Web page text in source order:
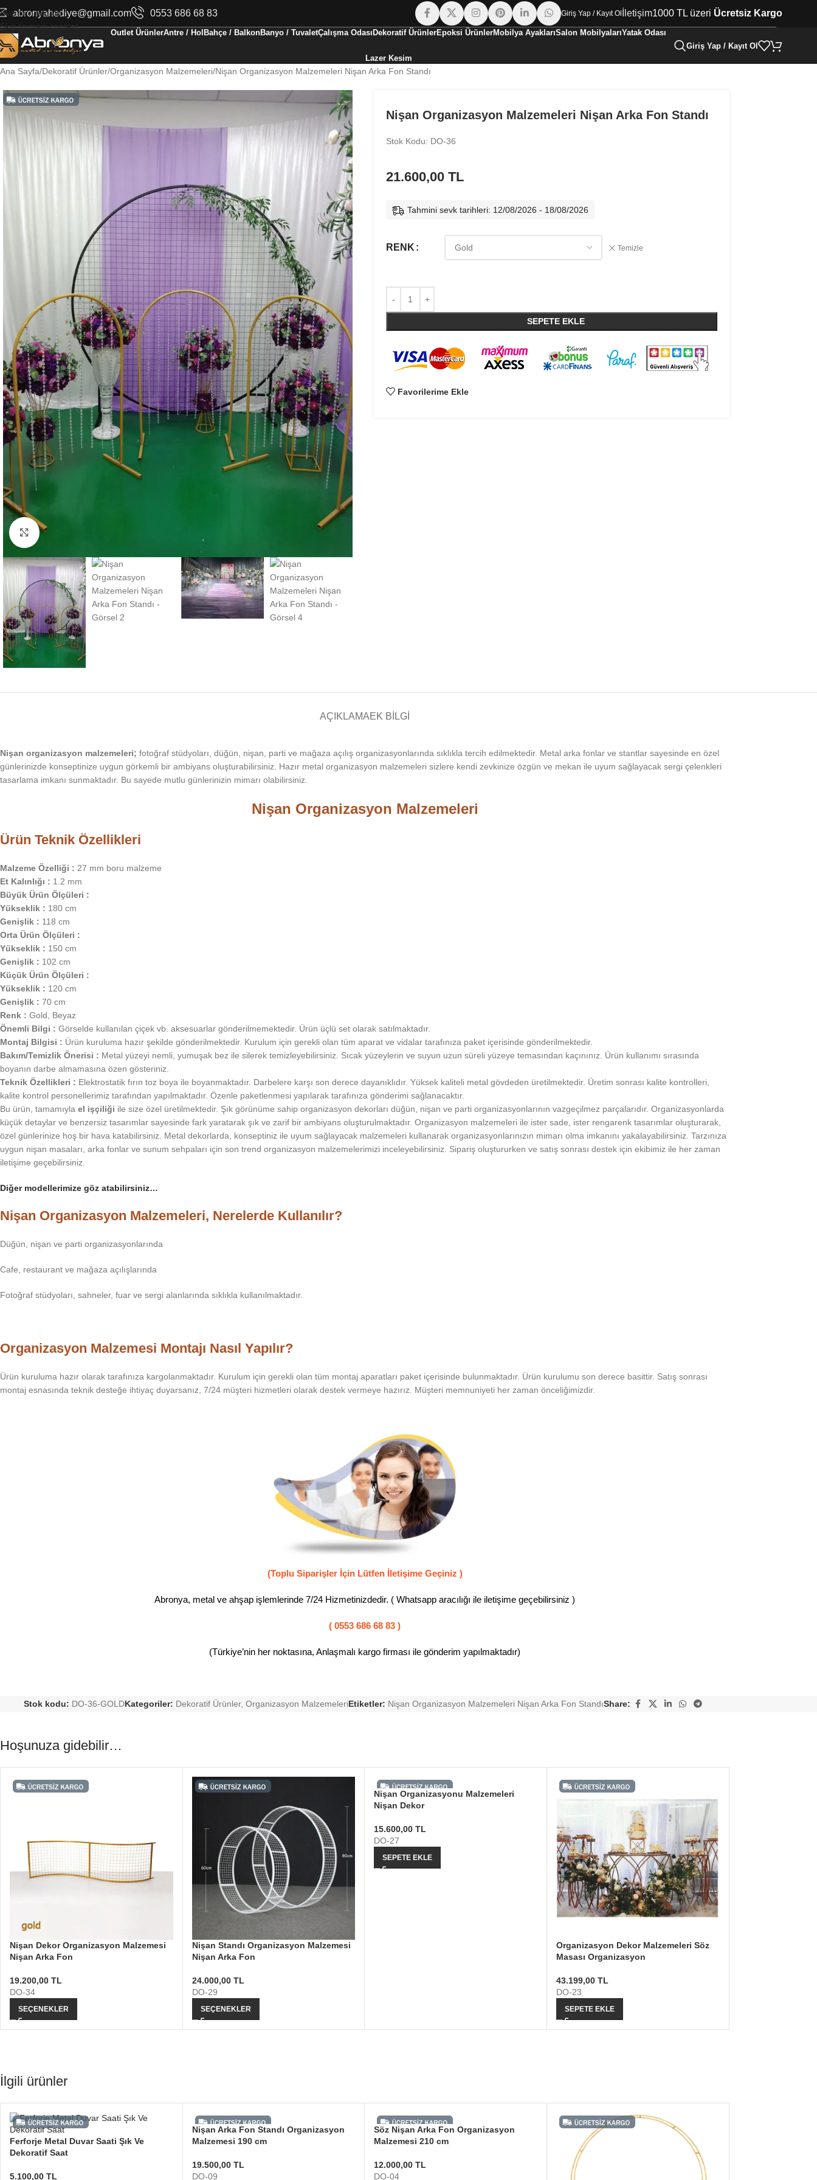
Skip to navigation
Skip to main content
abronyahediye@gmail.com 0553 686 68 83 Giriş Yap / Kayıt Ol İletişim1000 TL üzeri Ücretsiz Kargo
Outlet ÜrünlerAntre / Hol Bahçe / BalkonBanyo / TuvaletÇalışma Odası Dekoratif ÜrünlerEpoksi ÜrünlerMobilya AyaklarıSalon MobilyalarıYatak Odası
Lazer Kesim
Giriş Yap / Kayıt Ol
Ana Sayfa Dekoratif Ürünler Organizasyon Malzemeleri Nişan Organizasyon Malzemeleri Nişan Arka Fon Standı
Büyüt
Nişan Organizasyon Malzemeleri Nişan Arka Fon Standı
Stok Kodu: DO-36
21.600,00 TL
Tahmini sevk tarihleri: 12/08/2026 - 18/08/2026
RENK Temizle
SEPETE EKLE
Favorilerime Ekle
AÇIKLAMAEK BILGI
Nişan organizasyon malzemeleri; fotoğraf stüdyoları, düğün, nişan, parti ve mağaza açılış organizasyonlarında sıklıkla tercih edilmektedir. Metal arka fonlar ve stantlar sayesinde en özel
günlerinizde konseptinize uygun görkemli bir ambiyans oluşturabilirsiniz. Hazır metal organizasyon malzemeleri sizlere kendi zevkinize özgün ve mekan ile uyum sağlayacak sergi çelenkleri
tasarlama imkanı sunmaktadır. Bu sayede mutlu günlerinizin mimarı olabilirsiniz.
Nişan Organizasyon Malzemeleri
Ürün Teknik Özellikleri
Malzeme Özelliği : 27 mm boru malzeme
Et Kalınlığı : 1.2 mm
Büyük Ürün Ölçüleri :
Yükseklik : 180 cm
Genişlik : 118 cm
Orta Ürün Ölçüleri :
Yükseklik : 150 cm
Genişlik : 102 cm
Küçük Ürün Ölçüleri :
Yükseklik : 120 cm
Genişlik : 70 cm
Renk : Gold, Beyaz
Önemli Bilgi : Görselde kullanılan çiçek vb. aksesuarlar gönderilmemektedir. Ürün üçlü set olarak satılmaktadır.
Montaj Bilgisi : Ürün kuruluma hazır şekilde gönderilmektedir. Kurulum için gerekli olan tüm aparat ve vidalar tarafınıza paket içerisinde gönderilmektedir.
Bakım/Temizlik Önerisi : Metal yüzeyi nemli, yumuşak bez ile silerek temizleyebilirsiniz. Sıcak yüzeylerin ve suyun uzun süreli yüzeye temasından kaçınınız. Ürün kullanımı sırasında
boyanın darbe almamasına özen gösteriniz.
Teknik Özellikleri : Elektrostatik fırın toz boya ile boyanmaktadır. Darbelere karşı son derece dayanıklıdır. Yüksek kaliteli metal gövdeden üretilmektedir. Üretim sonrası kalite kontrolleri,
kalite kontrol personellerimiz tarafından yapılmaktadır. Özenle paketlenmesi yapılarak tarafınıza gönderimi sağlanacaktır.
Bu ürün, tamamıyla el işçiliği ile size özel üretilmektedir. Şık görünüme sahip organizasyon dekorları düğün, nişan ve parti organizasyonlarının vazgeçilmez parçalarıdır. Organizasyonlarda
küçük detaylar ve benzersiz tasarımlar sayesinde fark yaratarak şık ve zarif bir ambiyans oluşturulmaktadır. Organizasyon malzemeleri ile ister sade, ister rengarenk tasarımlar oluşturarak,
özel günlerinize hoş bir hava katabilirsiniz. Metal dekorlarda, konseptiniz ile uyum sağlayacak malzemeleri kullanarak organizasyonlarınızın mimarı olma imkanını yakalayabilirsiniz. Tarzınıza
uygun nişan masaları, arka fonlar ve sunum sehpaları için son trend organizasyon malzemelerimizi inceleyebilirsiniz. Sipariş oluştururken ve satış sonrası destek için ekibimiz ile her zaman
iletişime geçebilirsiniz.
Diğer modellerimize göz atabilirsiniz…
Nişan Organizasyon Malzemeleri, Nerelerde Kullanılır?
Düğün, nişan ve parti organizasyonlarında
Cafe, restaurant ve mağaza açılışlarında
Fotoğraf stüdyoları, sahneler, fuar ve sergi alanlarında sıklıkla kullanılmaktadır.
Organizasyon Malzemesi Montajı Nasıl Yapılır?
Ürün kuruluma hazır olarak tarafınıza kargolanmaktadır. Kurulum için gerekli olan tüm montaj aparatları paket içerisinde bulunmaktadır. Ürün kurulumu son derece basittir. Satış sonrası
montaj esnasında teknik desteğe ihtiyaç duyarsanız, 7/24 müşteri hizmetleri olarak destek vermeye hazırız. Müşteri memnuniyeti her zaman önceliğimizdir.
(Toplu Siparişler İçin Lütfen İletişime Geçiniz )
Abronya, metal ve ahşap işlemlerinde 7/24 Hizmetinizdedir. ( Whatsapp aracılığı ile iletişime geçebilirsiniz )
( 0553 686 68 83 )
(Türkiye’nin her noktasına, Anlaşmalı kargo firması ile gönderim yapılmaktadır)
Stok kodu: DO-36-GOLDKategoriler: Dekoratif Ürünler, Organizasyon MalzemeleriEtiketler: Nişan Organizasyon Malzemeleri Nişan Arka Fon StandıShare:
Hoşunuza gidebilir…
Nişan Dekor Organizasyon Malzemesi
Nişan Arka Fon
19.200,00 TL
DO-34
SEÇENEKLER
Nişan Standı Organizasyon Malzemesi
Nişan Arka Fon
24.000,00 TL
DO-29
SEÇENEKLER
Nişan Organizasyonu Malzemeleri
Nişan Dekor
15.600,00 TL
DO-27
SEPETE EKLE
Organizasyon Dekor Malzemeleri Söz
Masası Organizasyon
43.199,00 TL
DO-23
SEPETE EKLE
İlgili ürünler
Ferforje Metal Duvar Saati Şık Ve
Dekoratif Saat
5.100,00 TL
Nişan Arka Fon Standı Organizasyon
Malzemesi 190 cm
19.500,00 TL
DO-09
Söz Nişan Arka Fon Organizasyon
Malzemesi 210 cm
12.000,00 TL
DO-04